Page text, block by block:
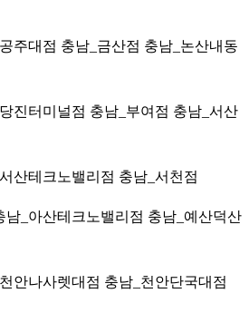
주대점 충남_금산점 충남_논산내동
진터미널점 충남_부여점 충남_서산
산테크노밸리점 충남_서천점
남_아산테크노밸리점 충남_예산덕산
안나사렛대점 충남_천안단국대점